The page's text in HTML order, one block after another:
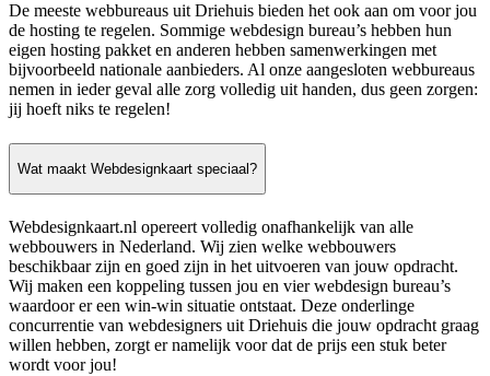
De meeste webbureaus uit Driehuis bieden het ook aan om voor jou
de hosting te regelen. Sommige webdesign bureau’s hebben hun
eigen hosting pakket en anderen hebben samenwerkingen met
bijvoorbeeld nationale aanbieders. Al onze aangesloten webbureaus
nemen in ieder geval alle zorg volledig uit handen, dus geen zorgen:
jij hoeft niks te regelen!
Wat maakt Webdesignkaart speciaal?
Webdesignkaart.nl opereert volledig onafhankelijk van alle
webbouwers in Nederland. Wij zien welke webbouwers
beschikbaar zijn en goed zijn in het uitvoeren van jouw opdracht.
Wij maken een koppeling tussen jou en vier webdesign bureau’s
waardoor er een win-win situatie ontstaat. Deze onderlinge
concurrentie van webdesigners uit Driehuis die jouw opdracht graag
willen hebben, zorgt er namelijk voor dat de prijs een stuk beter
wordt voor jou!